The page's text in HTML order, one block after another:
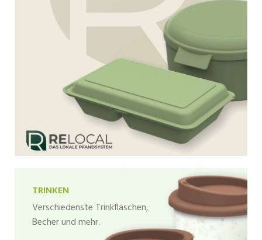
TRINKEN
Verschiedenste Trinkflaschen,
Becher und mehr.